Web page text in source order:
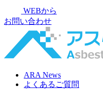
WEBから
お問い合わせ
ARA News
よくあるご質問